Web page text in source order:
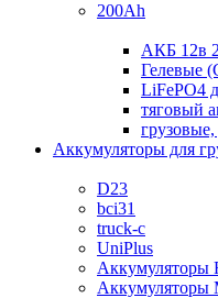
200Ah
АКБ 12в
Гелевые
LiFePO4
тяговый
Аккумуляторы для
D23
bci31
truck-c
UniPlus
Аккумуляторы
Аккумуляторы